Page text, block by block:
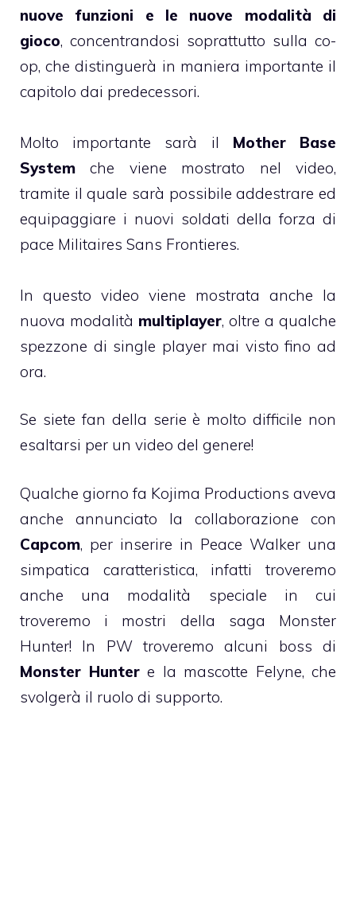
nuove funzioni e le nuove modalità di
gioco, concentrandosi soprattutto sulla co-
op, che distinguerà in maniera importante il
capitolo dai predecessori.
Molto importante sarà il Mother Base
System che viene mostrato nel video,
tramite il quale sarà possibile addestrare ed
equipaggiare i nuovi soldati della forza di
pace Militaires Sans Frontieres.
In questo video viene mostrata anche la
nuova modalità multiplayer, oltre a qualche
spezzone di single player mai visto fino ad
ora.
Se siete fan della serie è molto difficile non
esaltarsi per un video del genere!
Qualche giorno fa Kojima Productions aveva
anche annunciato la collaborazione con
Capcom, per inserire in Peace Walker una
simpatica caratteristica, infatti troveremo
anche una modalità speciale in cui
troveremo i mostri della saga Monster
Hunter! In PW troveremo alcuni boss di
Monster Huntere la mascotte Felyne, che
svolgerà il ruolo di supporto.